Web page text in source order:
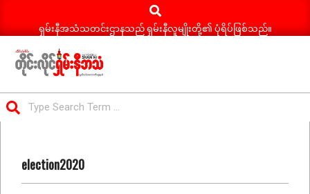
Search
ရှမ်းနီအသံသတင်းဌာနသည် ရှမ်းနီလူမျိုးတို့၏ ပုံရိပ်ဖြစ်သည်။
ရှမ်း
နီ
သတင်း
Menuelection2020